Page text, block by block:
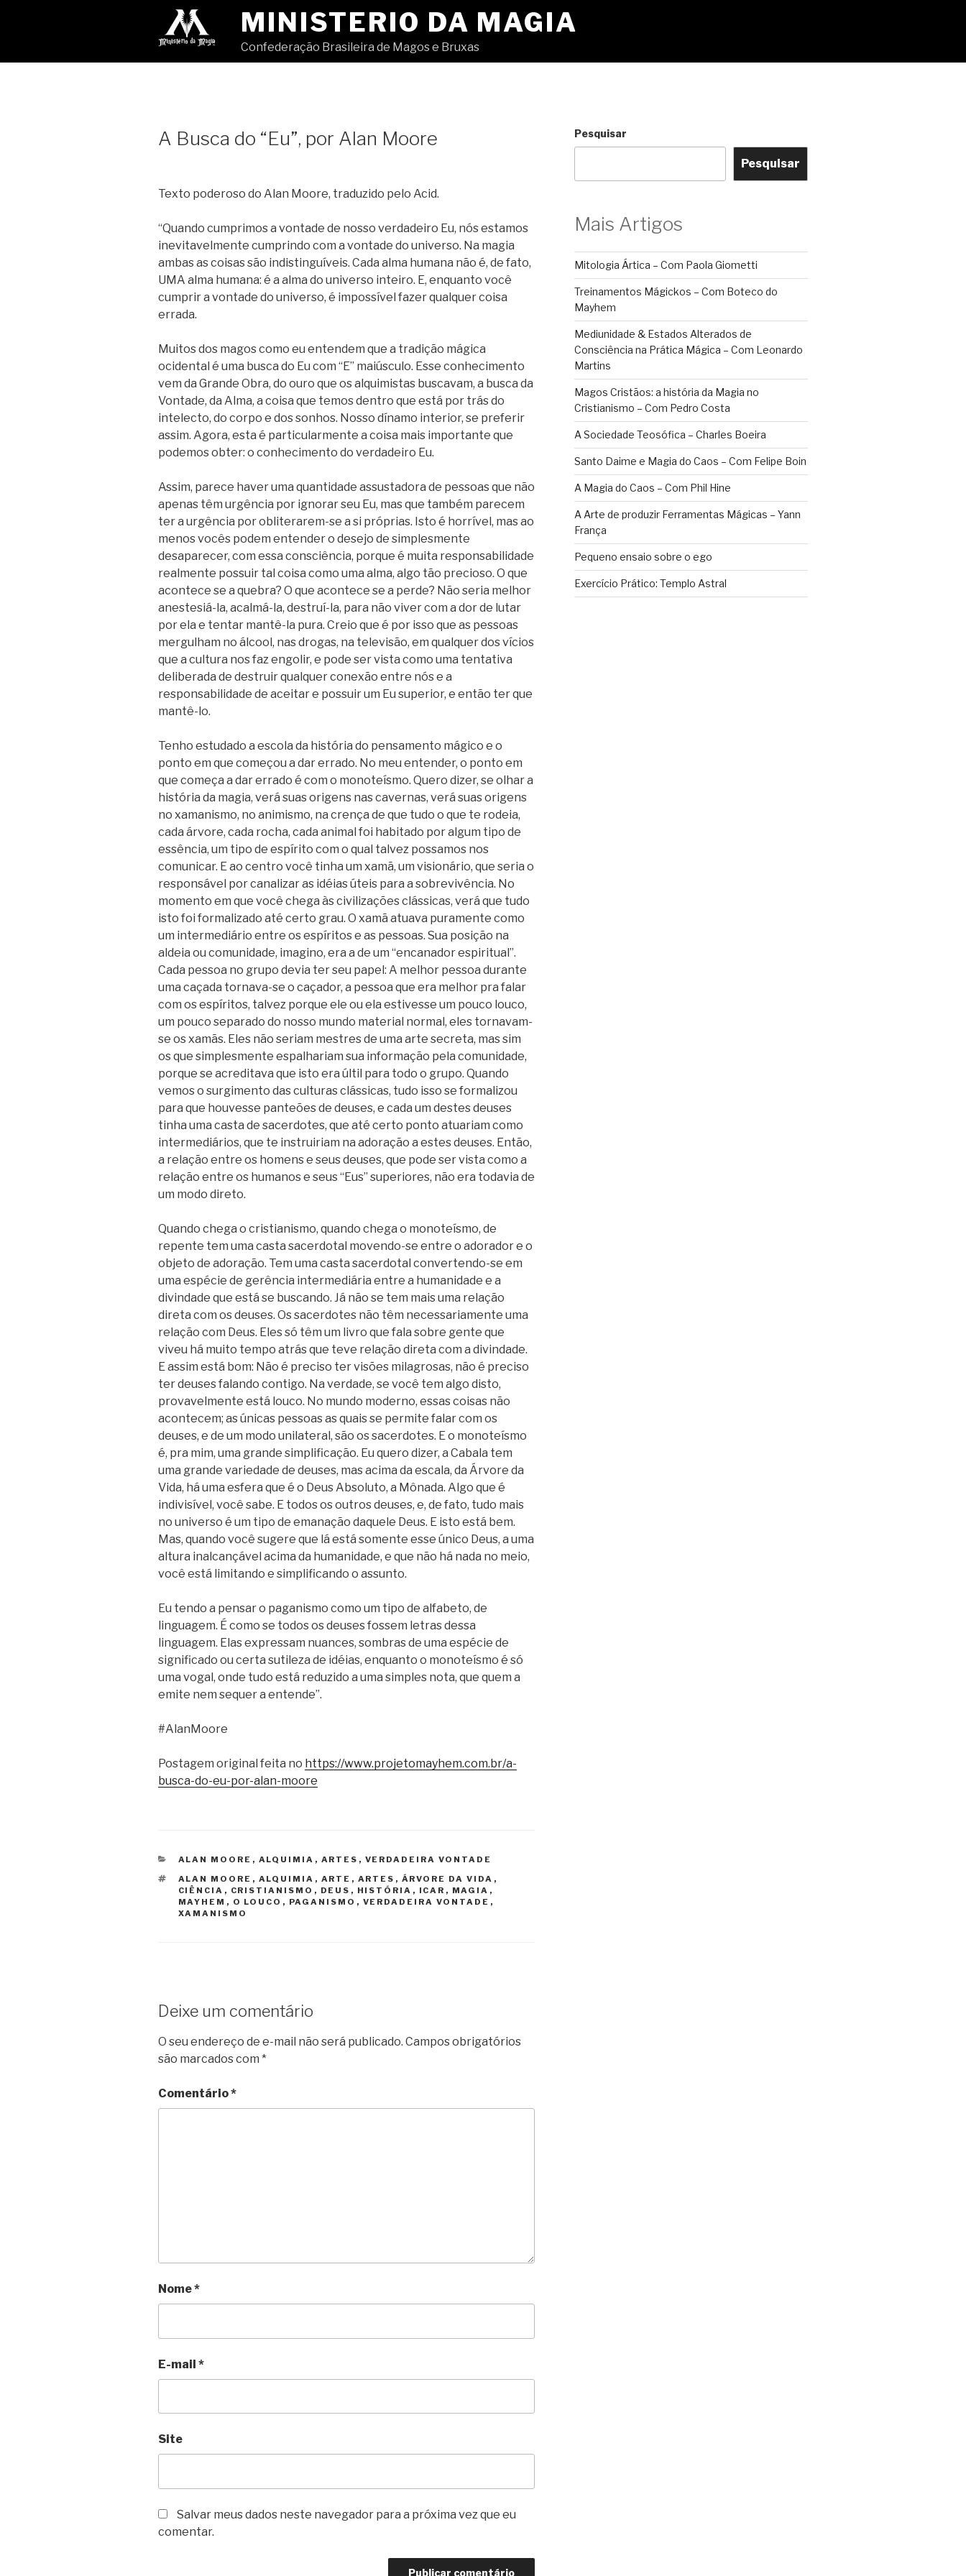
conteúdo
MINISTERIO DA MAGIA
Confederação Brasileira de Magos e Bruxas
A Busca do “Eu”, por Alan Moore
Texto poderoso do Alan Moore, traduzido pelo Acid.
“Quando cumprimos a vontade de nosso verdadeiro Eu, nós estamos
inevitavelmente cumprindo com a vontade do universo. Na magia
ambas as coisas são indistinguíveis. Cada alma humana não é, de fato,
UMA alma humana: é a alma do universo inteiro. E, enquanto você
cumprir a vontade do universo, é impossível fazer qualquer coisa
errada.
Muitos dos magos como eu entendem que a tradição mágica
ocidental é uma busca do Eu com “E” maiúsculo. Esse conhecimento
vem da Grande Obra, do ouro que os alquimistas buscavam, a busca da
Vontade, da Alma, a coisa que temos dentro que está por trás do
intelecto, do corpo e dos sonhos. Nosso dínamo interior, se preferir
assim. Agora, esta é particularmente a coisa mais importante que
podemos obter: o conhecimento do verdadeiro Eu.
Assim, parece haver uma quantidade assustadora de pessoas que não
apenas têm urgência por ignorar seu Eu, mas que também parecem
ter a urgência por obliterarem-se a si próprias. Isto é horrível, mas ao
menos vocês podem entender o desejo de simplesmente
desaparecer, com essa consciência, porque é muita responsabilidade
realmente possuir tal coisa como uma alma, algo tão precioso. O que
acontece se a quebra? O que acontece se a perde? Não seria melhor
anestesiá-la, acalmá-la, destruí-la, para não viver com a dor de lutar
por ela e tentar mantê-la pura. Creio que é por isso que as pessoas
mergulham no álcool, nas drogas, na televisão, em qualquer dos vícios
que a cultura nos faz engolir, e pode ser vista como uma tentativa
deliberada de destruir qualquer conexão entre nós e a
responsabilidade de aceitar e possuir um Eu superior, e então ter que
mantê-lo.
Tenho estudado a escola da história do pensamento mágico e o
ponto em que começou a dar errado. No meu entender, o ponto em
que começa a dar errado é com o monoteísmo. Quero dizer, se olhar a
história da magia, verá suas origens nas cavernas, verá suas origens
no xamanismo, no animismo, na crença de que tudo o que te rodeia,
cada árvore, cada rocha, cada animal foi habitado por algum tipo de
essência, um tipo de espírito com o qual talvez possamos nos
comunicar. E ao centro você tinha um xamã, um visionário, que seria o
responsável por canalizar as idéias úteis para a sobrevivência. No
momento em que você chega às civilizações clássicas, verá que tudo
isto foi formalizado até certo grau. O xamã atuava puramente como
um intermediário entre os espíritos e as pessoas. Sua posição na
aldeia ou comunidade, imagino, era a de um “encanador espiritual”.
Cada pessoa no grupo devia ter seu papel: A melhor pessoa durante
uma caçada tornava-se o caçador, a pessoa que era melhor pra falar
com os espíritos, talvez porque ele ou ela estivesse um pouco louco,
um pouco separado do nosso mundo material normal, eles tornavam-
se os xamãs. Eles não seriam mestres de uma arte secreta, mas sim
os que simplesmente espalhariam sua informação pela comunidade,
porque se acreditava que isto era últil para todo o grupo. Quando
vemos o surgimento das culturas clássicas, tudo isso se formalizou
para que houvesse panteões de deuses, e cada um destes deuses
tinha uma casta de sacerdotes, que até certo ponto atuariam como
intermediários, que te instruiriam na adoração a estes deuses. Então,
a relação entre os homens e seus deuses, que pode ser vista como a
relação entre os humanos e seus “Eus” superiores, não era todavia de
um modo direto.
Quando chega o cristianismo, quando chega o monoteísmo, de
repente tem uma casta sacerdotal movendo-se entre o adorador e o
objeto de adoração. Tem uma casta sacerdotal convertendo-se em
uma espécie de gerência intermediária entre a humanidade e a
divindade que está se buscando. Já não se tem mais uma relação
direta com os deuses. Os sacerdotes não têm necessariamente uma
relação com Deus. Eles só têm um livro que fala sobre gente que
viveu há muito tempo atrás que teve relação direta com a divindade.
E assim está bom: Não é preciso ter visões milagrosas, não é preciso
ter deuses falando contigo. Na verdade, se você tem algo disto,
provavelmente está louco. No mundo moderno, essas coisas não
acontecem; as únicas pessoas as quais se permite falar com os
deuses, e de um modo unilateral, são os sacerdotes. E o monoteísmo
é, pra mim, uma grande simplificação. Eu quero dizer, a Cabala tem
uma grande variedade de deuses, mas acima da escala, da Árvore da
Vida, há uma esfera que é o Deus Absoluto, a Mônada. Algo que é
indivisível, você sabe. E todos os outros deuses, e, de fato, tudo mais
no universo é um tipo de emanação daquele Deus. E isto está bem.
Mas, quando você sugere que lá está somente esse único Deus, a uma
altura inalcançável acima da humanidade, e que não há nada no meio,
você está limitando e simplificando o assunto.
Eu tendo a pensar o paganismo como um tipo de alfabeto, de
linguagem. É como se todos os deuses fossem letras dessa
linguagem. Elas expressam nuances, sombras de uma espécie de
significado ou certa sutileza de idéias, enquanto o monoteísmo é só
uma vogal, onde tudo está reduzido a uma simples nota, que quem a
emite nem sequer a entende”.
#AlanMoore
Postagem original feita no https://www.projetomayhem.com.br/a-
busca-do-eu-por-alan-moore
CATEGORIAS
ALAN MOORE , ALQUIMIA , ARTES , VERDADEIRA VONTADE
TAGS
ALAN MOORE , ALQUIMIA , ARTE , ARTES , ÁRVORE DA VIDA ,
CIÊNCIA , CRISTIANISMO , DEUS , HISTÓRIA , ICAR , MAGIA ,
MAYHEM , O LOUCO , PAGANISMO , VERDADEIRA VONTADE ,
XAMANISMO
Deixe um comentário
O seu endereço de e-mail não será publicado. Campos obrigatórios
são marcados com *
Comentário*
Nome*
E-mail *
Site
Salvar meus dados neste navegador para a próxima vez que eu
comentar.
Pesquisar
Pesquisar
Mais Artigos
Mitologia Ártica – Com Paola Giometti
Treinamentos Mágickos – Com Boteco do
Mayhem
Mediunidade & Estados Alterados de
Consciência na Prática Mágica – Com Leonardo
Martins
Magos Cristãos: a história da Magia no
Cristianismo – Com Pedro Costa
A Sociedade Teosófica – Charles Boeira
Santo Daime e Magia do Caos – Com Felipe Boin
A Magia do Caos – Com Phil Hine
A Arte de produzir Ferramentas Mágicas – Yann
França
Pequeno ensaio sobre o ego
Exercício Prático: Templo Astral